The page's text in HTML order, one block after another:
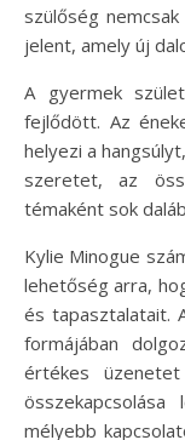
szülőség
jelent, amely új
A gyermek
fejlődött. Az
helyezi a
szeretet, az
témaként sok
Kylie Minogue
lehetőség arra,
és tapasztalatait.
formájában
értékes
mélyebb